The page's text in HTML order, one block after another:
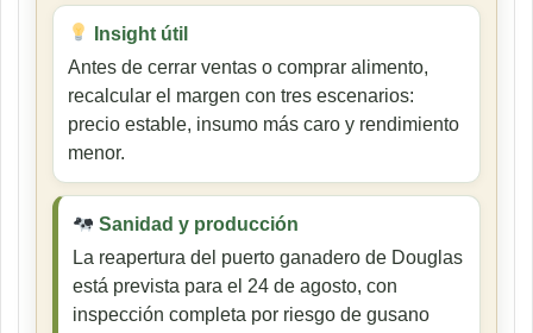
Insight útil
Antes de cerrar ventas o comprar alimento,
recalcular el margen con tres escenarios:
precio estable, insumo más caro y rendimiento
menor.
Sanidad y producción
La reapertura del puerto ganadero de Douglas
está prevista para el 24 de agosto, con
inspección completa por riesgo de gusano